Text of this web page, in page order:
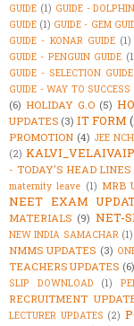
GUIDE (1) GUIDE -
GUIDE (1) GUIDE - GEM
GUIDE - KONAR GUIDE (1)
GUIDE - PENGUIN GUIDE
GUIDE - SELECTION GUIDE
GUIDE - WAY TO SUCCESS
(6) HOLIDAY G.O (5)
UPDATES (3) IT FORM
PROMOTION (4) JEE
(2)
- TODAY'S HEAD LINES
maternity leave (1) MRB
NEET EXAM
MATERIALS (9) NET-
NEW INDIA SAMACHAR (1)
NMMS UPDATES (3)
TEACHERS UPDATES (6)
SLIP DOWNLOAD
(1)
RECRUITMENT
LECTURER UPDATES (2)